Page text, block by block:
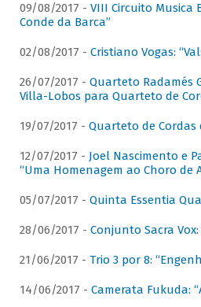
09/08/2017 - VIII Circuito Musica
Conde da Barca”
02/08/2017 - Cristiano Vogas:
26/07/2017 - Quarteto Radamés
Villa-Lobos para Quarteto de
19/07/2017 - Quarteto de Cordas
12/07/2017 - Joel Nascimento e
“Uma Homenagem ao Choro de
05/07/2017 - Quinta Essentia
28/06/2017 - Conjunto Sacra
21/06/2017 - Trio 3 por 8:
14/06/2017 - Camerata Fukuda: